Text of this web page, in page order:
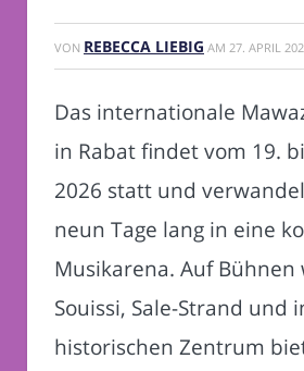
VON REBECCA LIEBIG AM 27. APRIL
Das internationale
in Rabat findet vom 19.
2026 statt und
neun Tage lang in eine
Musikarena. Auf Bühnen
Souissi, Sale-Strand und
historischen Zentrum